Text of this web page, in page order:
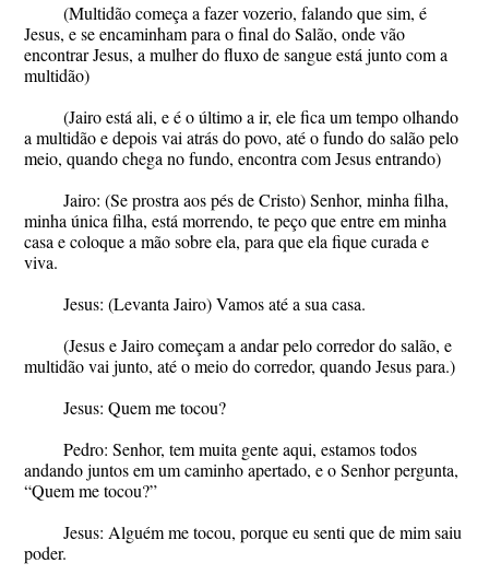
(Multidão começa a fazer vozerio, falando que sim, é
Jesus, e se encaminham para o final do Salão, onde vão
encontrar Jesus, a mulher do fluxo de sangue está junto com a
multidão)
(Jairo está ali, e é o último a ir, ele fica um tempo olhando
a multidão e depois vai atrás do povo, até o fundo do salão pelo
meio, quando chega no fundo, encontra com Jesus entrando)
Jairo: (Se prostra aos pés de Cristo) Senhor, minha filha,
minha única filha, está morrendo, te peço que entre em minha
casa e coloque a mão sobre ela, para que ela fique curada e
viva.
Jesus: (Levanta Jairo) Vamos até a sua casa.
(Jesus e Jairo começam a andar pelo corredor do salão, e
multidão vai junto, até o meio do corredor, quando Jesus para.)
Jesus: Quem me tocou?
Pedro: Senhor, tem muita gente aqui, estamos todos
andando juntos em um caminho apertado, e o Senhor pergunta,
“Quem me tocou?”
Jesus: Alguém me tocou, porque eu senti que de mim saiu
poder.